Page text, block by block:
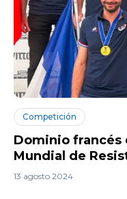
Competición
Dominio francés
Mundial de
13 agosto 2024